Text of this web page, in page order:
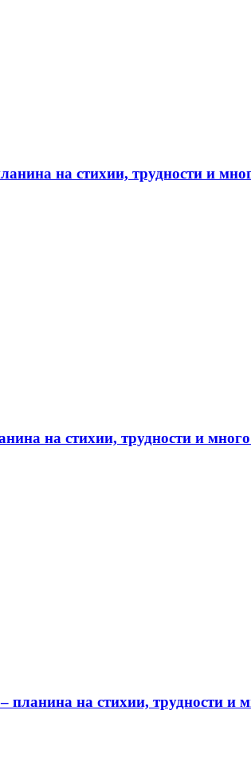
на стихии, трудности и
на стихии, трудности и
на стихии, трудности и